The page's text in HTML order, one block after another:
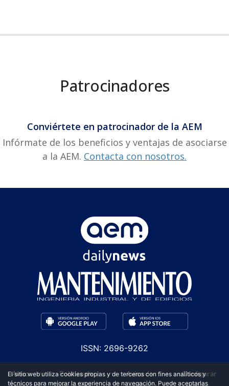
Patrocinadores
Conviértete en patrocinador de la AEM
Infórmate de los beneficios y ventajas de asociarse
a la AEM. Contacta con nosotros.
ISSN: 2696-9262
Aviso
·
Política de
·
Aviso de
·
Configurar
El sitio web utiliza cookies propias y de terceros con fines analíticos y
técnicos para mejorar la experiencia de navegación. Puede aceptarlas